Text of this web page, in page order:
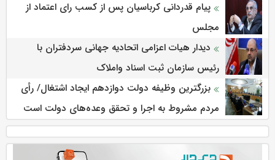
پیام قدردانی کرباسیان پس از کسب رای اعتماد از
مجلس
دیدار هیات اعزامی اتحادیه جهانی سردفتران با
رئیس سازمان ثبت اسناد واملاک
بزرگترین وظیفه دولت دوازدهم ایجاد اشتغال/ رأی
مردم مشروط به اجرا و تحقق وعده‌های دولت است